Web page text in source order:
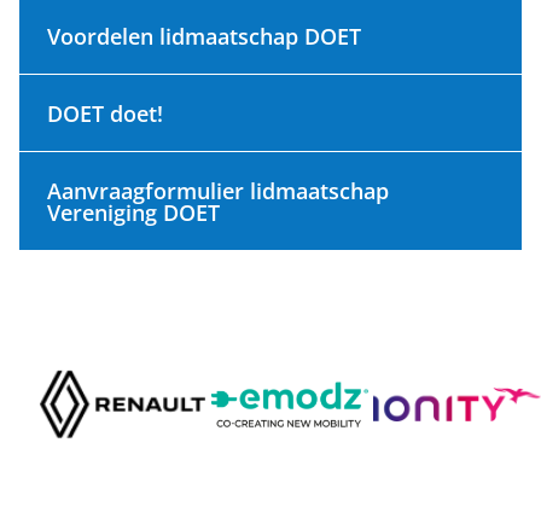
Voordelen lidmaatschap DOET
DOET doet!
Aanvraagformulier lidmaatschap
Vereniging DOET